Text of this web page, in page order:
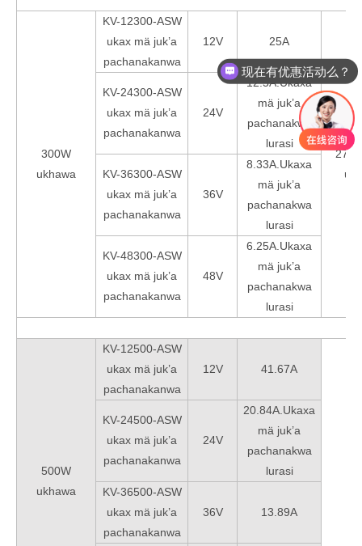
300W
ukhawa
KV-12300-ASW
ukax mä juk’a
pachanakanwa
12V 25A
KV-24300-ASW
ukax mä juk’a
pachanakanwa
24V
12.5A.Ukaxa
mä juk’a
pachanakwa
lurasi
KV-36300-ASW
ukax mä juk’a
pachanakanwa
36V
8.33A.Ukaxa
mä juk’a
pachanakwa
lurasi
KV-48300-ASW
ukax mä juk’a
pachanakanwa
48V
6.25A.Ukaxa
mä juk’a
pachanakwa
lurasi
500W
ukhawa
KV-12500-ASW
ukax mä juk’a
pachanakanwa
12V 41.67A
KV-24500-ASW
ukax mä juk’a
pachanakanwa
24V
20.84A.Ukaxa
mä juk’a
pachanakwa
lurasi
KV-36500-ASW
ukax mä juk’a
pachanakanwa
36V 13.89A
现在有优惠活动么？